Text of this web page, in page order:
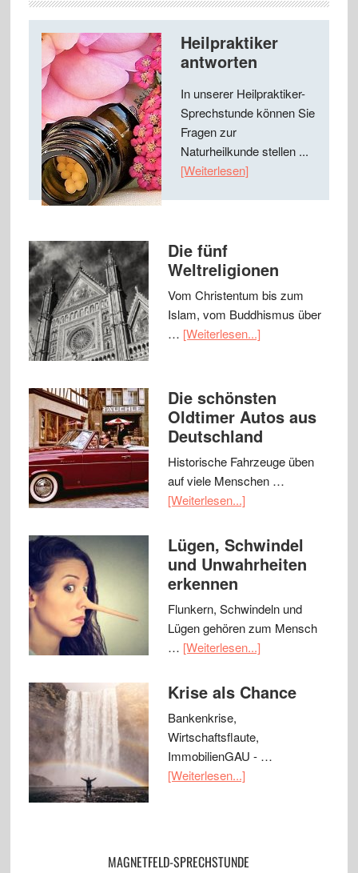
Heilpraktiker
antworten
In unserer Heilpraktiker-
Sprechstunde können Sie
Fragen zur
Naturheilkunde stellen ...
[Weiterlesen]
Die fünf
Weltreligionen
Vom Christentum bis zum
Islam, vom Buddhismus über
… [Weiterlesen...]
Die schönsten
Oldtimer Autos aus
Deutschland
Historische Fahrzeuge üben
auf viele Menschen …
[Weiterlesen...]
Lügen, Schwindel
und Unwahrheiten
erkennen
Flunkern, Schwindeln und
Lügen gehören zum Mensch
… [Weiterlesen...]
Krise als Chance
Bankenkrise,
Wirtschaftsflaute,
ImmobilienGAU - …
[Weiterlesen...]
MAGNETFELD-SPRECHSTUNDE